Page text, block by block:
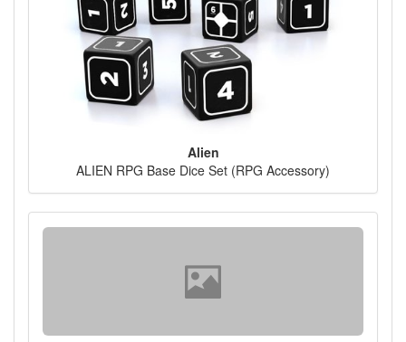
Alien
ALIEN RPG Base Dice Set (RPG Accessory)